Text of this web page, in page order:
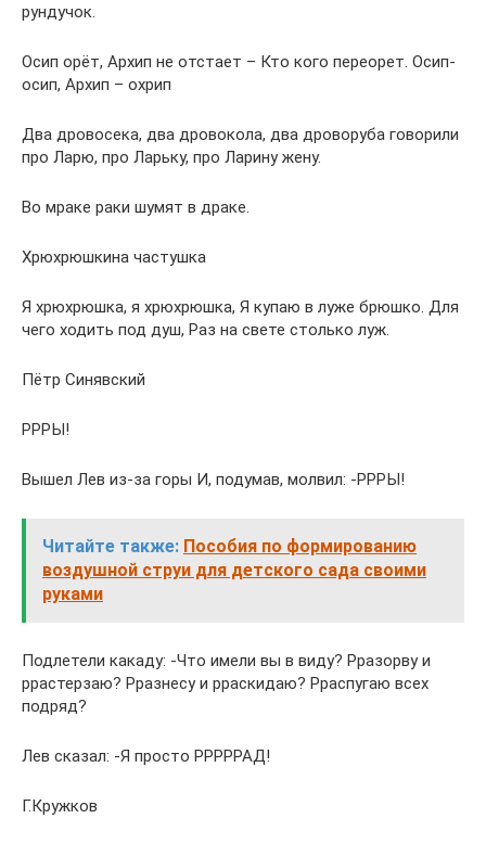
рундучок.
Осип орёт, Архип не отстает – Кто кого переорет. Осип-
осип, Архип – охрип
Два дровосека, два дровокола, два дроворуба говорили
про Ларю, про Ларьку, про Ларину жену.
Во мраке раки шумят в драке.
Хрюхрюшкина частушка
Я хрюхрюшка, я хрюхрюшка, Я купаю в луже брюшко. Для
чего ходить под душ, Раз на свете столько луж.
Пётр Синявский
РРРЫ!
Вышел Лев из-за горы И, подумав, молвил: -РРРЫ!
Читайте также: Пособия по формированию
воздушной струи для детского сада своими
руками
Подлетели какаду: -Что имели вы в виду? Рразорву и
ррастерзаю? Рразнесу и рраскидаю? Рраспугаю всех
подряд?
Лев сказал: -Я просто РРРРРАД!
Г.Кружков